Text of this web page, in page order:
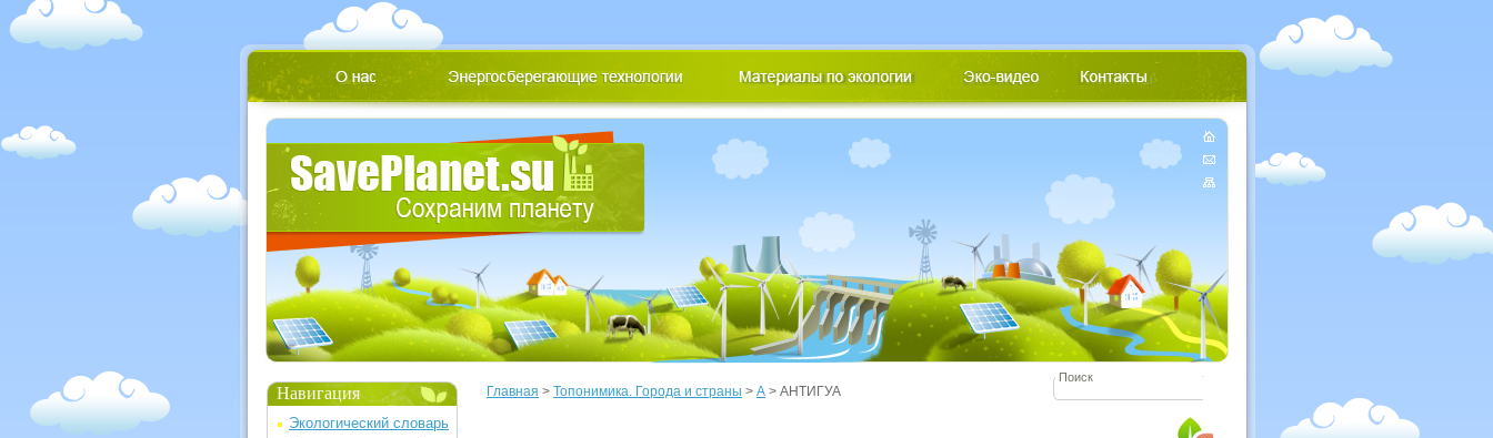
Главная > Топонимика. Города и страны > А > АНТИГУА
Навигация
Экологический словарь